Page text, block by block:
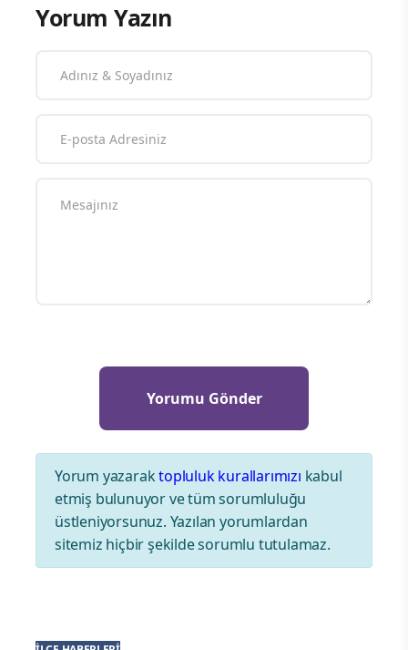
Yorum Yazın
Yorum yazaraktopluluk kurallarımızı kabul
etmiş bulunuyor ve tüm sorumluluğu
üstleniyorsunuz. Yazılan yorumlardan
sitemiz hiçbir şekilde sorumlu tutulamaz.